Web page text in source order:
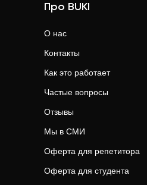
Про BUKI
О нас
Контакты
Как это работает
Частые вопросы
Отзывы
Мы в СМИ
Оферта для репетитора
Оферта для студента